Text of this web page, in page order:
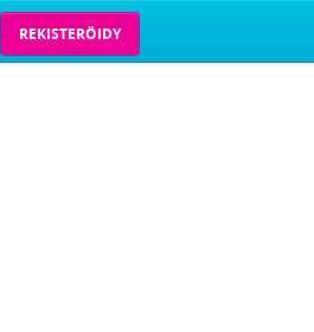
REKISTERÖIDY